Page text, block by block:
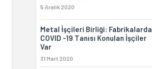
5 Aralık 2020
Metal İşçileri Birliği: Fabrikalarda
COVID -19 Tanısı Konulan İşçiler
Var
31 Mart 2020